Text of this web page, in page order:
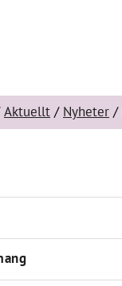
Aktuellt Nyheter